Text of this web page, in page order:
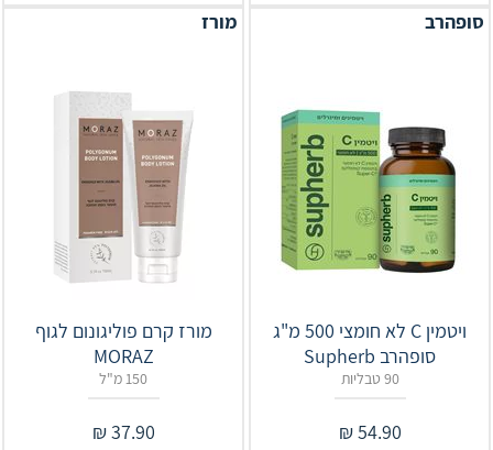
סופהרב
ויטמין C לא חומצי 500 מ"ג
סופהרב Supherb
90 טבליות
54.90
₪
מורז
מורז קרם פוליגונום לגוף
MORAZ
150 מ"ל
37.90
₪